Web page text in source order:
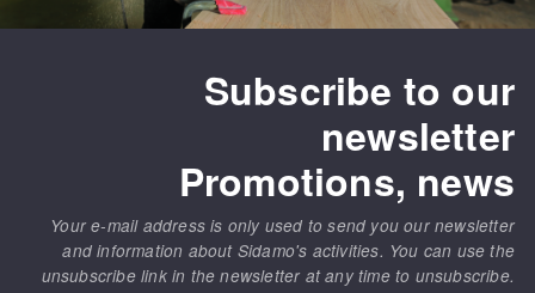
Subscribe to our
newsletter
Promotions, news
Your e-mail address is only used to send you our newsletter
and information about Sidamo's activities. You can use the
unsubscribe link in the newsletter at any time to unsubscribe.